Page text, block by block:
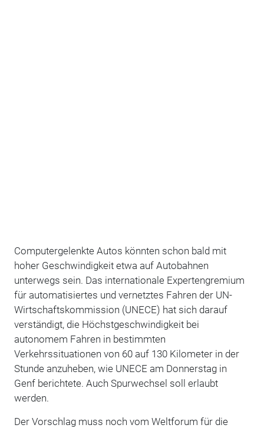
Computergelenkte Autos könnten schon bald mit
hoher Geschwindigkeit etwa auf Autobahnen
unterwegs sein. Das internationale Expertengremium
für automatisiertes und vernetztes Fahren der UN-
Wirtschaftskommission (UNECE) hat sich darauf
verständigt, die Höchstgeschwindigkeit bei
autonomem Fahren in bestimmten
Verkehrssituationen von 60 auf 130 Kilometer in der
Stunde anzuheben, wie UNECE am Donnerstag in
Genf berichtete. Auch Spurwechsel soll erlaubt
werden.
Der Vorschlag muss noch vom Weltforum für die